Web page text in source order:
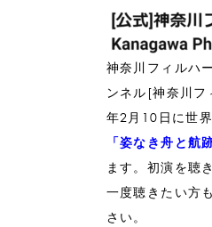
神奈川フィルハ
ンネル[神奈川
年2月10日に世
「姿なき舟と航
ます。初演を聴
一度聴きたい方
さい。